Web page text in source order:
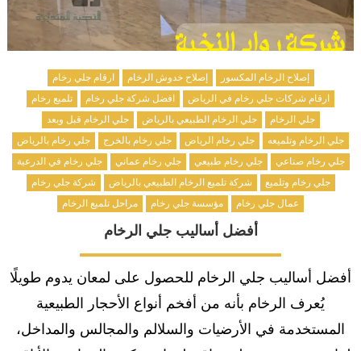
إصلاح الرخام المكسور إصلاح خدوش الرخام
ارقام جلي رخام
ارقام شركات جلي رخام في الرياض
افضل شركة جلي رخام
تلميع رخام
جلي الرخام
جلي الرخام الطبيعي بالرياض
جلي الرخام قبل وبعد
جلي الرخام وتلميعه
جلي رخام الرياض جلي رخام بالخرج
جلي رخام بالرياض
جلي رخام صناعي
جلي رخام طبيعي جلي رخام عماني
جلي رخام في الدرعية
جلي رخام وتلميع
شركة تلميع الرخام الطبيعي بالرياض
شركة جلي رخام
عمال جلي رخام
مؤسسة جلي رخام مراحل تلميع الرخام
أفضل أساليب جلي الرخام
أفضل أساليب جلي الرخام للحصول على لمعان يدوم طويلًا
يُعرف الرخام بأنه من أفخم أنواع الأحجار الطبيعية
المستخدمة في الأرضيات والسلالم والمجالس والمداخل،